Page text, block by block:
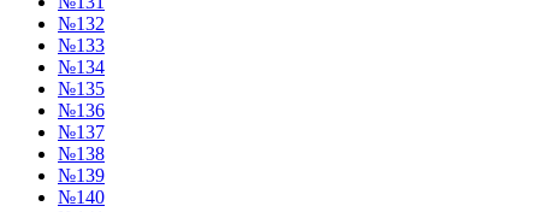
№132
№133
№134
№135
№136
№137
№138
№139
№140